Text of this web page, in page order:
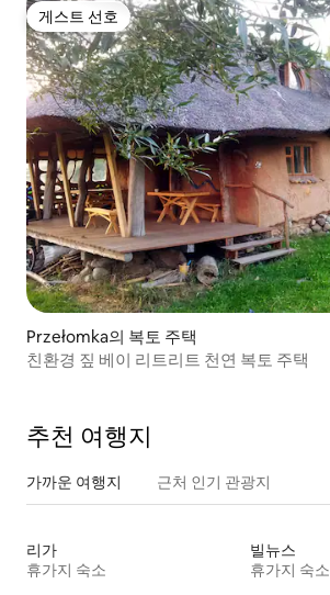
게스트 선호
게스트 선호
Przełomka의 복토 주택
친환경 짚 베이 리트리트 천연 복토 주택
추천 여행지
가까운 여행지 근처 인기 관광지
리가
휴가지 숙소
빌뉴스
휴가지 숙소